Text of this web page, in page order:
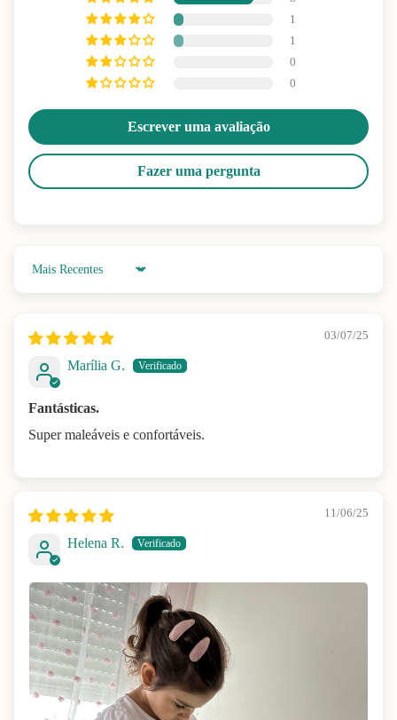
1
1
0
0
Escrever uma avaliação
Fazer uma pergunta
Sort by
03/07/25
Marília G.
Fantásticas.
Super maleáveis e confortáveis.
11/06/25
Helena R.